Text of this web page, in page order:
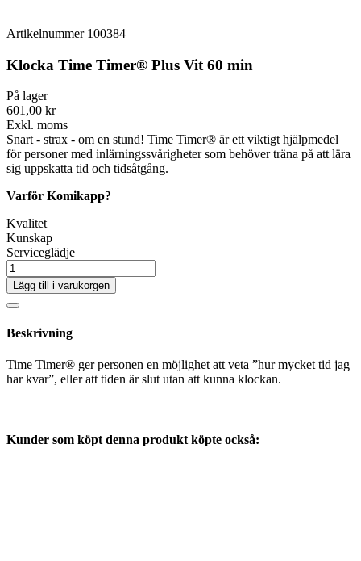
Artikelnummer 100384
Klocka Time Timer® Plus Vit 60 min
På lager
601,00 kr
Exkl. moms
Snart - strax - om en stund! Time Timer® är ett viktigt hjälpmedel
för personer med inlärningssvårigheter som behöver träna på att lära
sig uppskatta tid och tidsåtgång.
Varför Komikapp?
Kvalitet
Kunskap
Serviceglädje
Lägg till i varukorgen
Beskrivning
Time Timer® ger personen en möjlighet att veta ”hur mycket tid jag
har kvar”, eller att tiden är slut utan att kunna klockan.
Kunder som köpt denna produkt köpte också: